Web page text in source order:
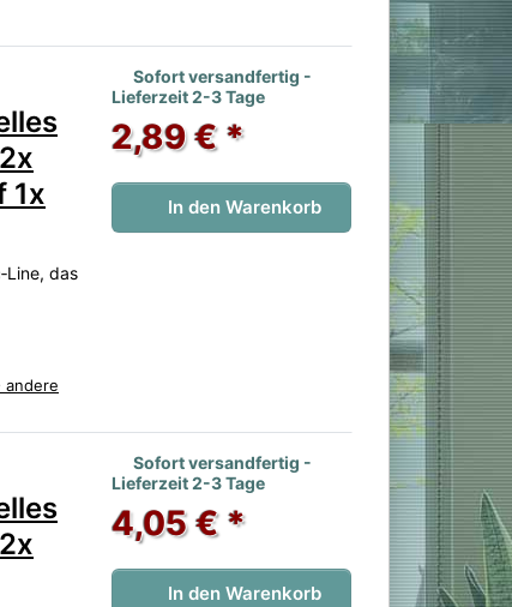
keine Bewertungen vor.
1x
das
andere
Sofort versandfertig -
Lieferzeit 2-3 Tage
2,89 € *
In den Warenkorb
keine Bewertungen vor.
Sofort versandfertig -
Lieferzeit 2-3 Tage
4,05 € *
In den Warenkorb